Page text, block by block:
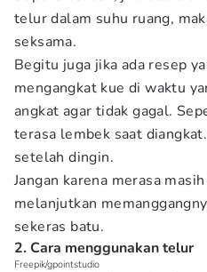
telur dalam suhu ruang,
seksama.
Begitu juga jika ada resep
mengangkat kue di waktu
angkat agar tidak gagal.
terasa lembek saat
setelah dingin.
Jangan karena merasa
melanjutkan
sekeras batu.
2. Cara menggunakan telur
Freepik/gpointstudio